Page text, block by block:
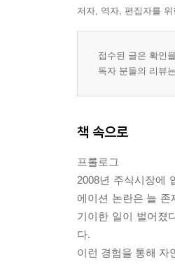
저자, 역자, 편집자를
접수된 글은 확인
독자 분들의 리뷰
책 속으로
프롤로그
2008년 주식시장에
에이션 논란은 늘
기이한 일이 벌어졌
다.
이런 경험을 통해 자